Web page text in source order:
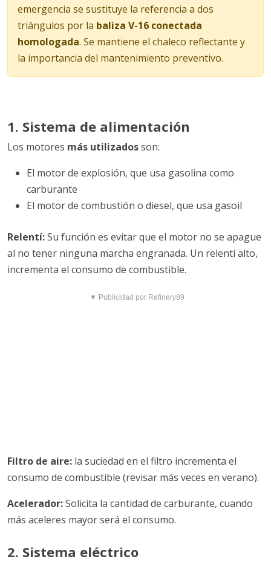
emergencia se sustituye la referencia a dos
triángulos por la baliza V-16 conectada
homologada. Se mantiene el chaleco reflectante y
la importancia del mantenimiento preventivo.
1. Sistema de alimentación
Los motores más utilizadosson:
El motor de explosión, que usa gasolina como
carburante
El motor de combustión o diesel, que usa gasoil
Relentí:Su función es evitar que el motor no se apague
al no tener ninguna marcha engranada. Un relentí alto,
incrementa el consumo de combustible.
▼ Publicidad por Refinery89
Filtro de aire: la suciedad en el filtro incrementa el
consumo de combustible (revisar más veces en verano).
Acelerador:Solicita la cantidad de carburante, cuando
más aceleres mayor será el consumo.
2. Sistema eléctrico